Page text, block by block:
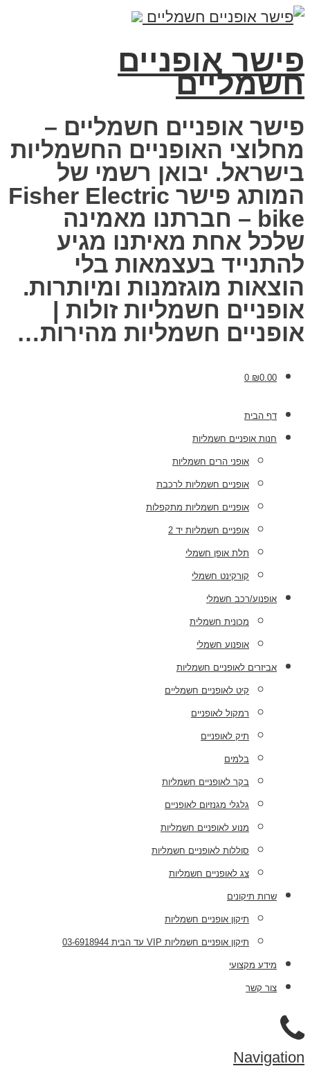
פישר אופניים
חשמליים
פישר אופניים חשמליים –
מחלוצי האופניים החשמליות
בישראל. יבואן רשמי של
המותג פישר Fisher Electric
bike – חברתנו מאמינה
שלכל אחת מאיתנו מגיע
להתנייד בעצמאות בלי
הוצאות מוגזמנות ומיותרות.
אופניים חשמליות זולות |
אופניים חשמליות מהירות…
₪0.00
0
דף הבית
חנות אופניים חשמליות
אופני הרים חשמליות
אופניים חשמליות לרכבת
אופניים חשמליות מתקפלות
אופניים חשמליות יד 2
תלת אופן חשמלי
קורקינט חשמלי
אופנוע/רכב חשמלי
מכונית חשמלית
אופנוע חשמלי
אביזרים לאופניים חשמליות
קיט לאופניים חשמליים
רמקול לאופניים
תיק לאופניים
בלמים
בקר לאופניים חשמליות
גלגלי מגנזיום לאופניים
מנוע לאופניים חשמליות
סוללות לאופניים חשמליות
צג לאופניים חשמליות
שרות תיקונים
תיקון אופניים חשמליות
תיקון אופניים חשמליות VIP עד הבית 03-6918944
מידע מקצועי
צור קשר
Navigation